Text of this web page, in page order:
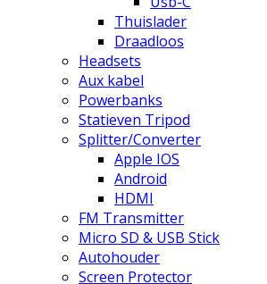
Thuislader
Draadloos
Headsets
Aux kabel
Powerbanks
Statieven Tripod
Splitter/Converter
Apple IOS
Android
HDMI
FM Transmitter
Micro SD & USB Stick
Autohouder
Screen Protector